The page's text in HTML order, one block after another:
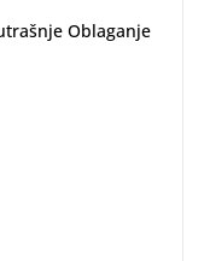
Oblaganje